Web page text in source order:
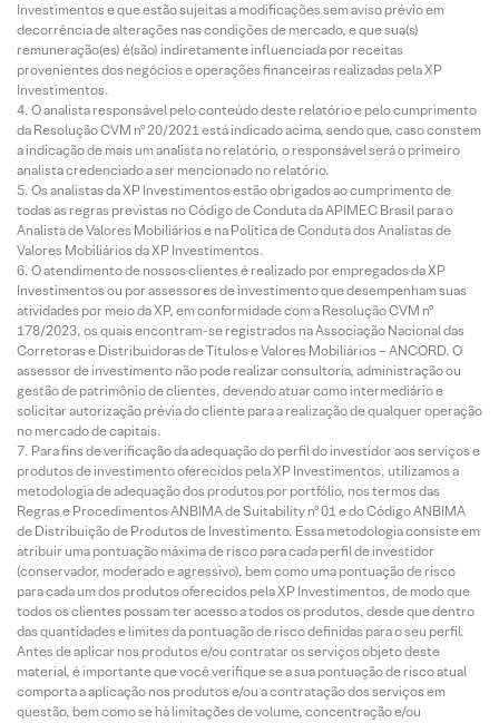
Investimentos e que estão sujeitas a modificações sem aviso prévio em
decorrência de alterações nas condições de mercado, e que sua(s)
remuneração(es) é(são) indiretamente influenciada por receitas
provenientes dos negócios e operações financeiras realizadas pela XP
Investimentos.
O analista responsável pelo conteúdo deste relatório e pelo cumprimento
da Resolução CVM nº 20/2021 está indicado acima, sendo que, caso constem
a indicação de mais um analista no relatório, o responsável será o primeiro
analista credenciado a ser mencionado no relatório.
Os analistas da XP Investimentos estão obrigados ao cumprimento de
todas as regras previstas no Código de Conduta da APIMEC Brasil para o
Analista de Valores Mobiliários e na Política de Conduta dos Analistas de
Valores Mobiliários da XP Investimentos.
O atendimento de nossos clientes é realizado por empregados da XP
Investimentos ou por assessores de investimento que desempenham suas
atividades por meio da XP, em conformidade com a Resolução CVM nº
178/2023, os quais encontram-se registrados na Associação Nacional das
Corretoras e Distribuidoras de Títulos e Valores Mobiliários – ANCORD. O
assessor de investimento não pode realizar consultoria, administração ou
gestão de patrimônio de clientes, devendo atuar como intermediário e
solicitar autorização prévia do cliente para a realização de qualquer operação
no mercado de capitais.
Para fins de verificação da adequação do perfil do investidor aos serviços e
produtos de investimento oferecidos pela XP Investimentos, utilizamos a
metodologia de adequação dos produtos por portfólio, nos termos das
Regras e Procedimentos ANBIMA de Suitability nº 01 e do Código ANBIMA
de Distribuição de Produtos de Investimento. Essa metodologia consiste em
atribuir uma pontuação máxima de risco para cada perfil de investidor
(conservador, moderado e agressivo), bem como uma pontuação de risco
para cada um dos produtos oferecidos pela XP Investimentos, de modo que
todos os clientes possam ter acesso a todos os produtos, desde que dentro
das quantidades e limites da pontuação de risco definidas para o seu perfil.
Antes de aplicar nos produtos e/ou contratar os serviços objeto deste
material, é importante que você verifique se a sua pontuação de risco atual
comporta a aplicação nos produtos e/ou a contratação dos serviços em
questão, bem como se há limitações de volume, concentração e/ou